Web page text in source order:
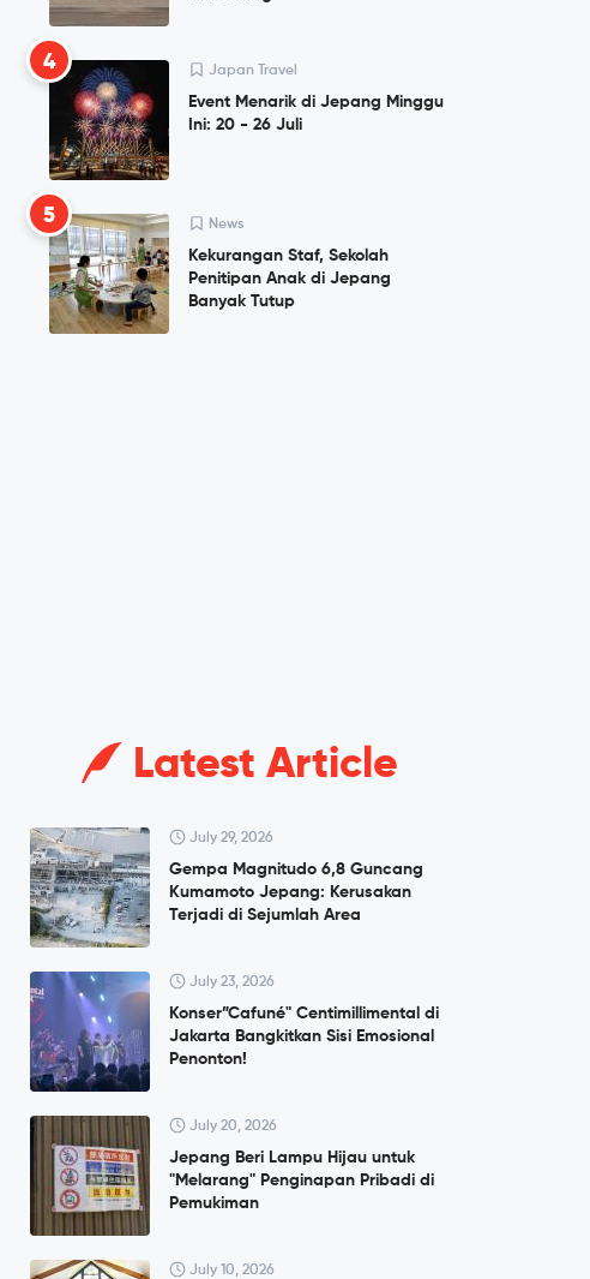
4 Japan Travel
Event Menarik di Jepang Minggu
Ini: 20 - 26 Juli
5 News
Kekurangan Staf, Sekolah
Penitipan Anak di Jepang
Banyak Tutup
Latest Article
July 29, 2026
Gempa Magnitudo 6,8 Guncang
Kumamoto Jepang: Kerusakan
Terjadi di Sejumlah Area
July 23, 2026
Konser”Cafuné" Centimillimental di
Jakarta Bangkitkan Sisi Emosional
Penonton!
July 20, 2026
Jepang Beri Lampu Hijau untuk
"Melarang" Penginapan Pribadi di
Pemukiman
July 10, 2026